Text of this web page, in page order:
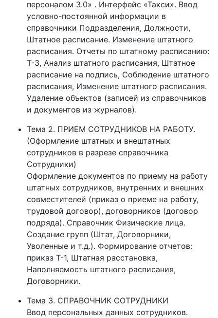
персонифицированного учёта в «1С Зарплата и
управление персоналом» с возможностью
использования хранящихся в базе информации для
формирования отчётов по унифицированным
формам, внутренних отчётов для принятия
управленческих решений.
Задача курса 1С Зарплата и управление
персоналом 8 в Санкт-Петербурге (СПб)
По завершению обучения слушатели смогут
Оформлять основные виды нормативной и
организационно - распорядительной
документации кадровой службы организации;
Вести приём, перевод и увольнения
работников; учёт кадров;
Вести личные дела;
Формировать отчёты по унифицированным
формам, в т.ч. и для ПФР.
Оформлять нормативные документы кадровой
службы организации;
Оформлять организационно -
распорядительные документы и документы,
сопровождающие трудовые процессы, вести
учёт кадров (создавать кадровые документы),
а также распечатывать, пересылать их по
электронной почте, сохранять в форматах
персоналом 3.0» . Интерфейс «Такси». Ввод
условно-постоянной информации в
справочники Подразделения, Должности,
Штатное расписание. Изменение штатного
расписания. Отчеты по штатному расписанию:
Т-3, Анализ штатного расписания, Штатное
расписание на подпись, Соблюдение штатного
расписания, Изменение штатного расписания.
Удаление объектов (записей из справочников
и документов из журналов).
Тема 2. ПРИЕМ СОТРУДНИКОВ НА РАБОТУ.
(Оформление штатных и внештатных
сотрудников в разрезе справочника
Сотрудники)
Оформление документов по приему на работу
штатных сотрудников, внутренних и внешних
совместителей (приказ о приеме на работу,
трудовой договор), договорников (договор
подряда). Справочник Физические лица.
Создание групп (Штат, Договорники,
Уволенные и т.д.). Формирование отчетов:
приказ Т-1, Штатная расстановка,
Наполняемость штатного расписания,
Договорники.
Тема 3. СПРАВОЧНИК СОТРУДНИКИ
Ввод персональных данных сотрудников.